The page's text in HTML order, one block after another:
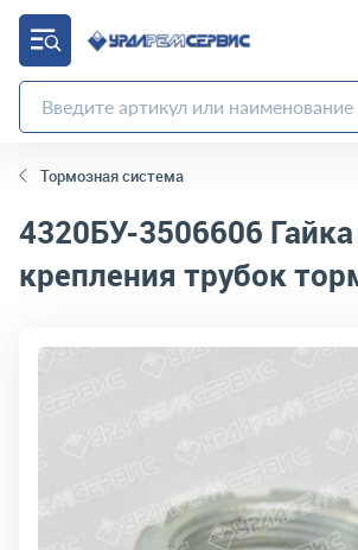
Тормозная система
4320БУ-3506606
крепления трубок
код товара:3279